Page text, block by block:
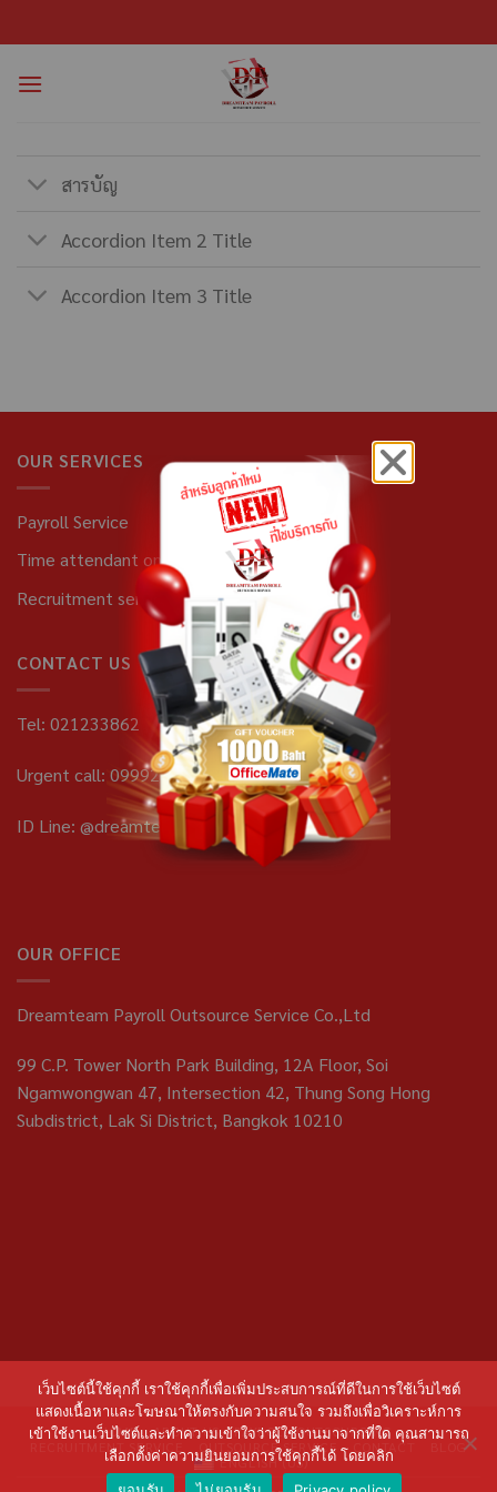
สารบัญ
Accordion Item 2 Title
Accordion Item 3 Title
OUR SERVICES
Payroll Service
Time attendant online
Recruitment service
CONTACT US
Tel: 021233862
Urgent call: 0999282731
ID Line: @dreamteam
OUR OFFICE
Dreamteam Payroll Outsource Service Co.,Ltd
99 C.P. Tower North Park Building, 12A Floor, Soi
Ngamwongwan 47, Intersection 42, Thung Song Hong
Subdistrict, Lak Si District, Bangkok 10210
HOME ABOUT US
PAYROLL OUTSOURCING
RECRUITMENT SERVICE
OUTSOURCE SERVICE CONTACT
BLOG
ENGLISH (US)
เว็บไซต์นี้ใช้คุกกี้ เราใช้คุกกี้เพื่อเพิ่มประสบการณ์ที่ดีในการใช้เว็บไซต์
แสดงเนื้อหาและโฆษณาให้ตรงกับความสนใจ รวมถึงเพื่อวิเคราะห์การ
เข้าใช้งานเว็บไซต์และทำความเข้าใจว่าผู้ใช้งานมาจากที่ใด คุณสามารถ
เลือกตั้งค่าความยินยอมการใช้คุกกี้ได้ โดยคลิก